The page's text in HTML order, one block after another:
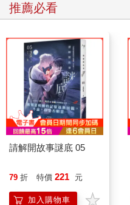
推薦必看
請解開故事謎底 05
79 折 特價 221 元
加入購物車